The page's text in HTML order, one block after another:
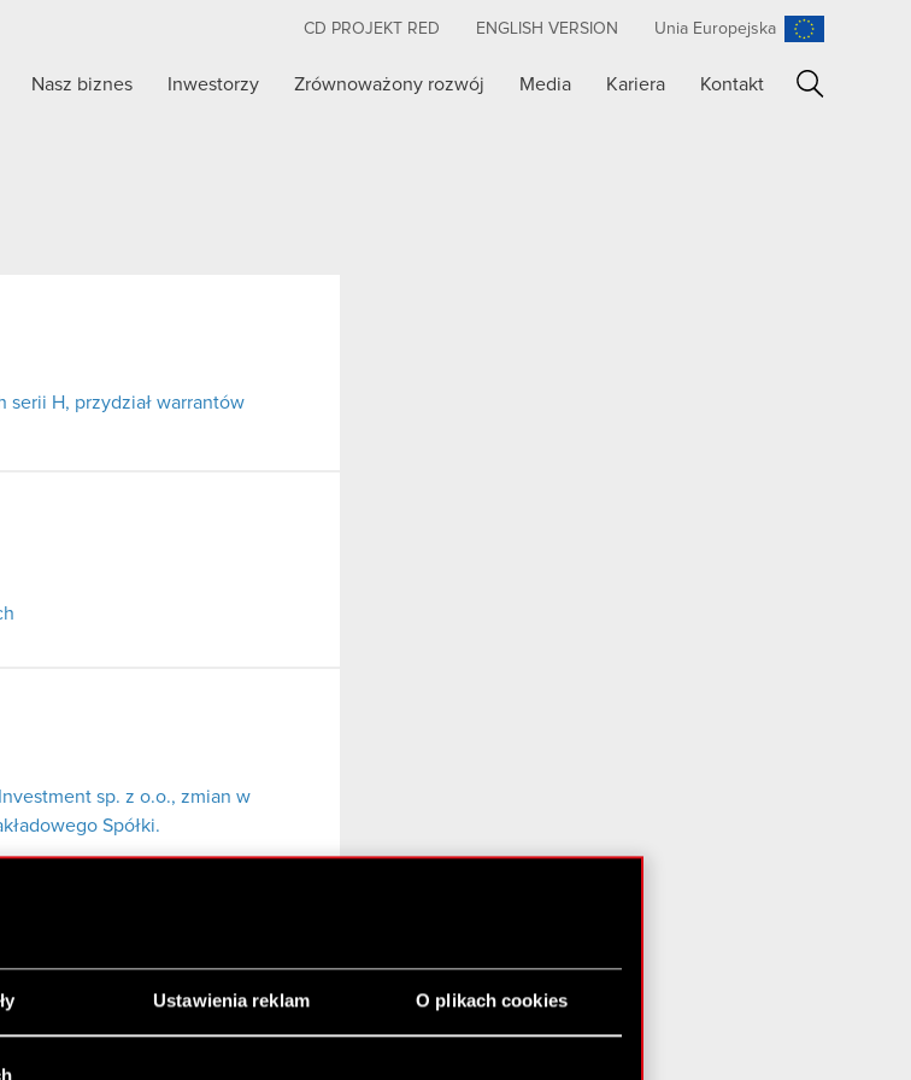
Ustawienia reklam O plikach cookies
CD PROJEKT RED ENGLISH VERSION Unia Europejska
Nasz biznes Inwestorzy Zrównoważony rozwój Media Kariera Kontakt
H, przydział warrantów
sp. z o.o., zmian w
Spółki.